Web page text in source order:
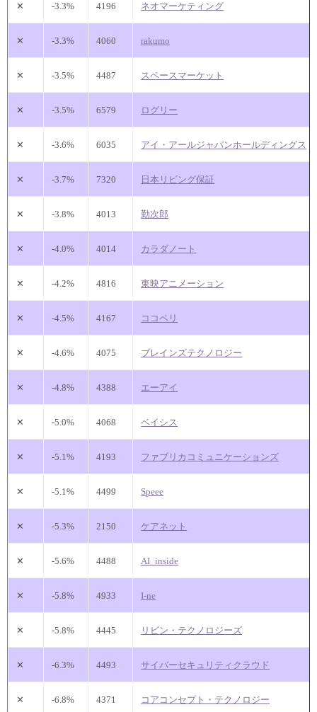
✕ -3.3% 4196 ネオマーケティング
✕ -3.3% 4060 rakumo
✕ -3.5% 4487 スペースマーケット
✕ -3.5% 6579 ログリー
✕ -3.6% 6035 アイ・アールジャパンホールディングス
✕ -3.7% 7320 日本リビング保証
✕ -3.8% 4013 勤次郎
✕ -4.0% 4014 カラダノート
✕ -4.2% 4816 東映アニメーション
✕ -4.5% 4167 ココペリ
✕ -4.6% 4075 ブレインズテクノロジー
✕ -4.8% 4388 エーアイ
✕ -5.0% 4068 ベイシス
✕ -5.1% 4193 ファブリカコミュニケーションズ
✕ -5.1% 4499 Speee
✕ -5.3% 2150 ケアネット
✕ -5.6% 4488 AI_inside
✕ -5.8% 4933 I-ne
✕ -5.8% 4445 リビン・テクノロジーズ
✕ -6.3% 4493 サイバーセキュリティクラウド
✕ -6.8% 4371 コアコンセプト・テクノロジー